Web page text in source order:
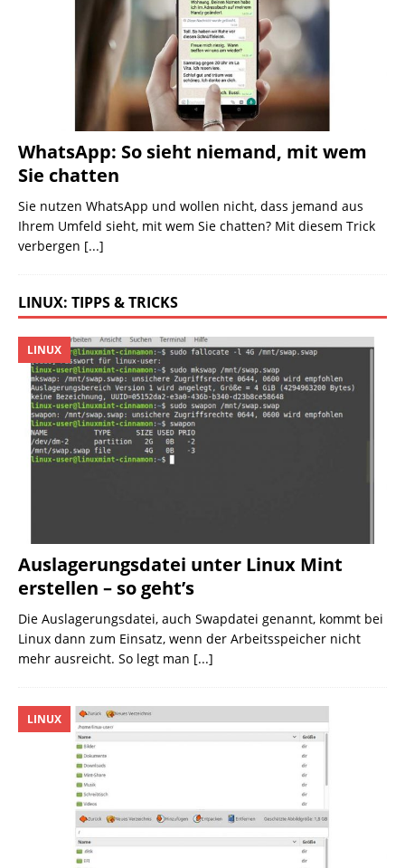
WhatsApp: So sieht niemand, mit wem
Sie chatten
Sie nutzen WhatsApp und wollen nicht, dass jemand aus
Ihrem Umfeld sieht, mit wem Sie chatten? Mit diesem Trick
verbergen [...]
LINUX: TIPPS & TRICKS
Auslagerungsdatei unter Linux Mint
erstellen – so geht’s
LINUX
Die Auslagerungsdatei, auch Swapdatei genannt, kommt bei
Linux dann zum Einsatz, wenn der Arbeitsspeicher nicht
mehr ausreicht. So legt man [...]
LINUX